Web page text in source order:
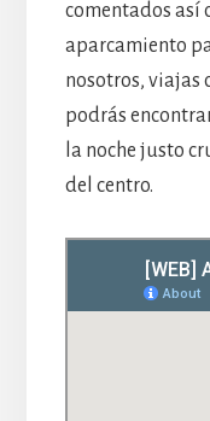
comentados así
aparcamiento
nosotros, viajas
podrás
la noche justo
del centro.